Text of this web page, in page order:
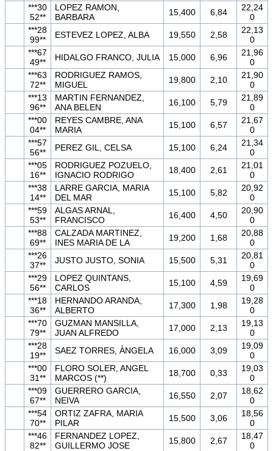
***30
52**
LOPEZ RAMON,
BARBARA
15,400 6,84
22,24
0
***28
99**
ESTEVEZ LOPEZ, ALBA 19,550 2,58
22,13
0
***67
49**
HIDALGO FRANCO, JULIA 15,000 6,96
21,96
0
***63
72**
RODRIGUEZ RAMOS,
MIGUEL
19,800 2,10
21,90
0
***13
96**
MARTIN FERNANDEZ,
ANA BELEN
16,100 5,79
21,89
0
***00
04**
REYES CAMBRE, ANA
MARIA
15,100 6,57
21,67
0
***57
56**
PEREZ GIL, CELSA 15,100 6,24
21,34
0
***05
16**
RODRIGUEZ POZUELO,
IGNACIO RODRIGO
18,400 2,61
21,01
0
***38
14**
LARRE GARCIA, MARIA
DEL MAR
15,100 5,82
20,92
0
***59
53**
ALGAS ARNAL,
FRANCISCO
16,400 4,50
20,90
0
***88
69**
CALZADA MARTINEZ,
INES MARIA DE LA
19,200 1,68
20,88
0
***26
37**
JUSTO JUSTO, SONIA 15,500 5,31
20,81
0
***29
56**
LOPEZ QUINTANS,
CARLOS
15,100 4,59
19,69
0
***18
36**
HERNANDO ARANDA,
ALBERTO
17,300 1,98
19,28
0
***70
79**
GUZMAN MANSILLA,
JUAN ALFREDO
17,000 2,13
19,13
0
***28
19**
SAEZ TORRES, ÀNGELA 16,000 3,09
19,09
0
***00
31**
FLORO SOLER, ANGEL
MARCOS (**)
18,700 0,33
19,03
0
***09
67**
GUERRERO GARCIA,
NEIVA
16,550 2,07
18,62
0
***54
70**
ORTIZ ZAFRA, MARIA
PILAR
15,500 3,06
18,56
0
***46
82**
FERNANDEZ LOPEZ,
GUILLERMO JOSE
15,800 2,67
18,47
0